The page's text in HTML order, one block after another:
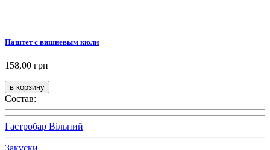
Паштет с вишневым кюли
158,00 грн
Состав:
Гастробар Вільний
Закуски